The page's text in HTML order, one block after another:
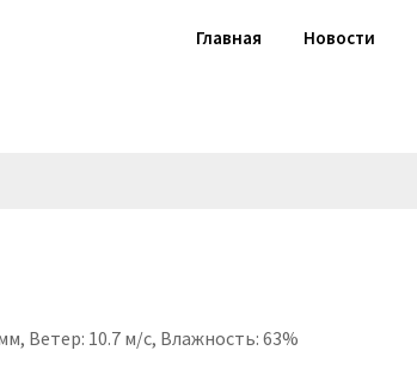
Главная Новости
Ветер: 10.7 м/с, Влажность: 63%